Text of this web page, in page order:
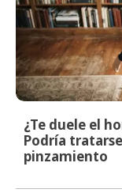
¿Te duele el
Podría
pinzamiento